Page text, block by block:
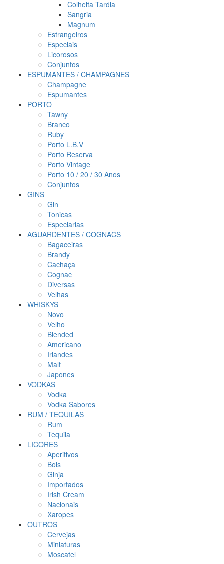
Colheita Tardia
Sangria
Magnum
Estrangeiros
Especiais
Licorosos
Conjuntos
ESPUMANTES / CHAMPAGNES
Champagne
Espumantes
PORTO
Tawny
Branco
Ruby
Porto L.B.V
Porto Reserva
Porto Vintage
Porto 10 / 20 / 30 Anos
Conjuntos
GINS
Gin
Tonicas
Especiarias
AGUARDENTES / COGNACS
Bagaceiras
Brandy
Cachaça
Cognac
Diversas
Velhas
WHISKYS
Novo
Velho
Blended
Americano
Irlandes
Malt
Japones
VODKAS
Vodka
Vodka Sabores
RUM / TEQUILAS
Rum
Tequila
LICORES
Aperitivos
Bols
Ginja
Importados
Irish Cream
Nacionais
Xaropes
OUTROS
Cervejas
Miniaturas
Moscatel